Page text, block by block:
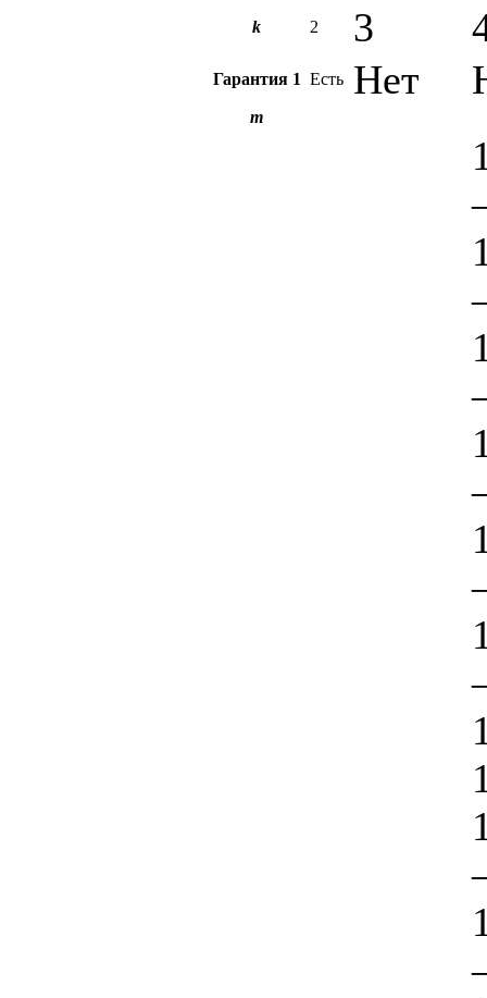
k 2 3
Гарантия 1 Есть Нет
m